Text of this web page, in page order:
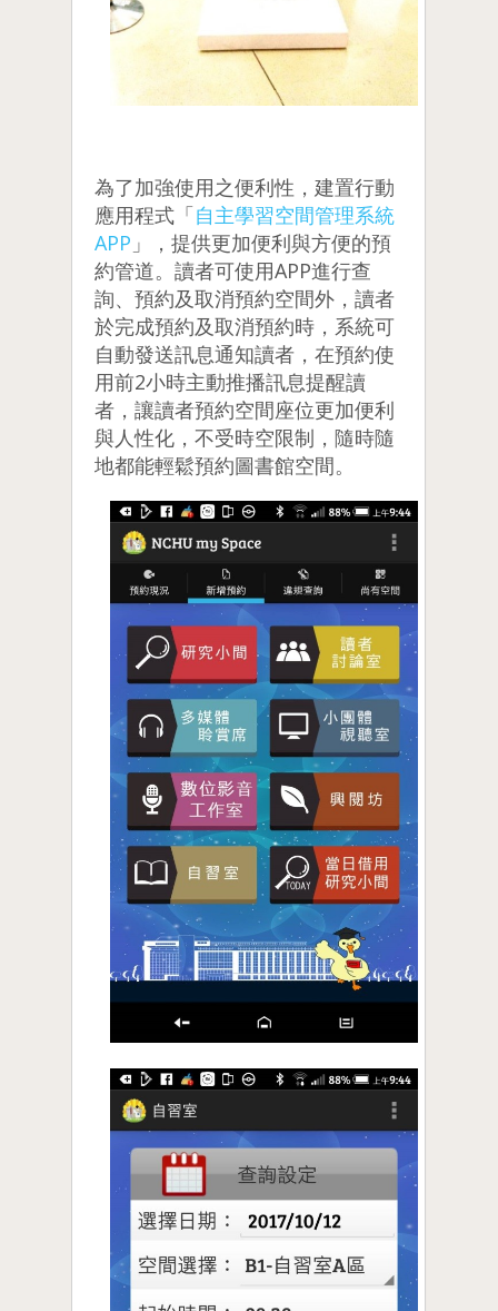
為了加強使用之便利性，建置行動
應用程式「自主學習空間管理系統
APP 」，提供更加便利與方便的預
約管道。讀者可使用APP進行查
詢、預約及取消預約空間外，讀者
於完成預約及取消預約時，系統可
自動發送訊息通知讀者，在預約使
用前2小時主動推播訊息提醒讀
者，讓讀者預約空間座位更加便利
與人性化，不受時空限制，隨時隨
地都能輕鬆預約圖書館空間。